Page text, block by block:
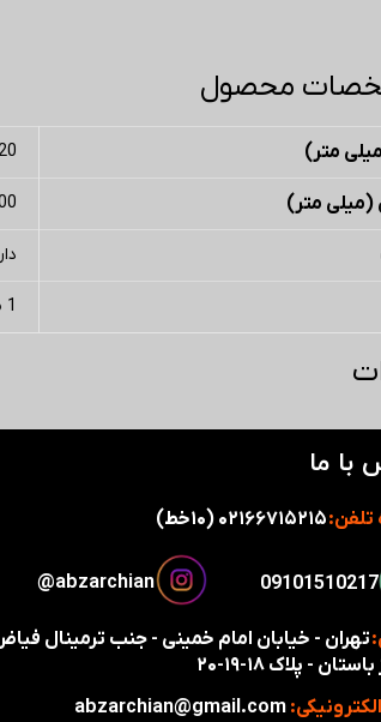
محصول
متر)
متر)
1 طرفه
با ما
تلفن:
تهران - خیابان امام خمینی - جنب ترمینال
- پلاک ۱۸-۱۹-۲۰
abzarchian@gmail.com
​​09101510217​​​​​​​
​​​abzarchian@